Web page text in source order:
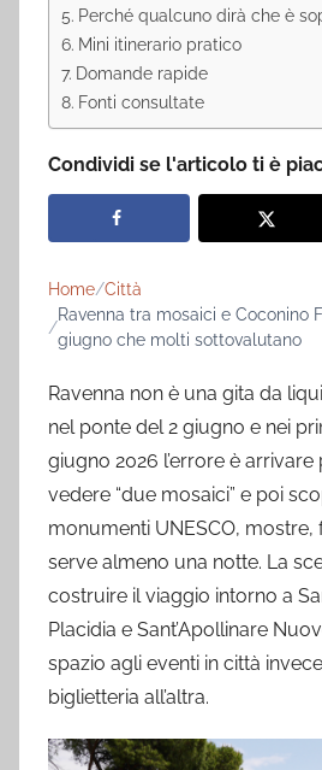
Perché qualcuno dirà che è
Mini itinerario pratico
Domande rapide
Fonti consultate
Condividi se l'articolo ti è
Home Città
Ravenna tra mosaici e Coconino
giugno che molti sottovalutano
Ravenna non è una gita da
nel ponte del 2 giugno e nei
giugno 2026 l’errore è
vedere “due mosaici” e poi
monumenti UNESCO, mostre,
serve almeno una notte. La
costruire il viaggio intorno a
Placidia e Sant’Apollinare
spazio agli eventi in città
biglietteria all’altra.